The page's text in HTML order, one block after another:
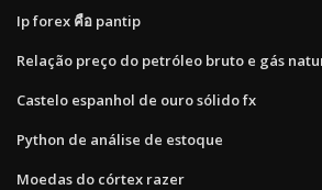
Ip forex คือ pantip
Relação preço do petróleo bruto e gás
Castelo espanhol de ouro sólido fx
Python de análise de estoque
Moedas do córtex razer